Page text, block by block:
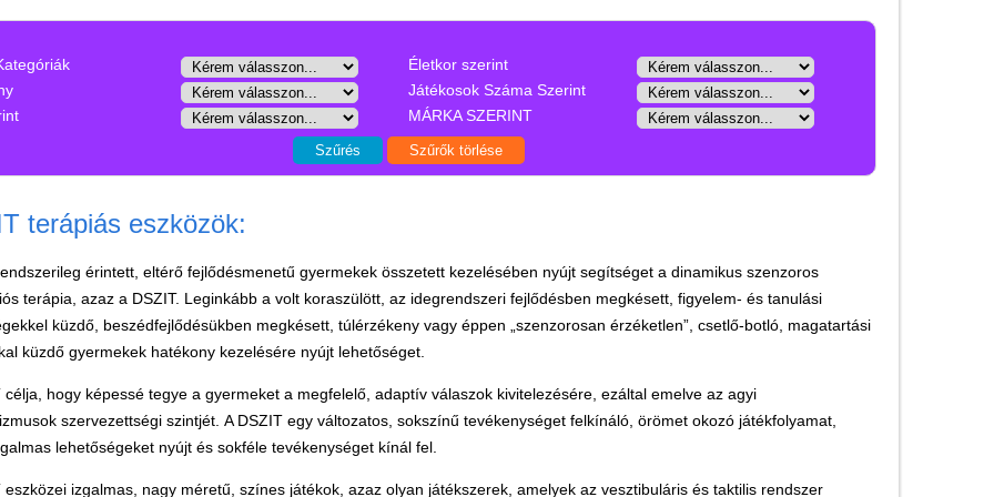
Életkor szerint
Játékosok Száma Szerint
MÁRKA SZERINT
terápiás eszközök:
érintett, eltérő fejlődésmenetű gyermekek összetett kezelésében nyújt segítséget a dinamikus szenzoros
terápia, azaz a DSZIT. Leginkább a volt koraszülött, az idegrendszeri fejlődésben megkésett, figyelem- és tanulási
küzdő, beszédfejlődésükben megkésett, túlérzékeny vagy éppen „szenzorosan érzéketlen”, csetlő-botló, magatartási
küzdő gyermekek hatékony kezelésére nyújt lehetőséget.
célja, hogy képessé tegye a gyermeket a megfelelő, adaptív válaszok kivitelezésére, ezáltal emelve az agyi
szervezettségi szintjét. A DSZIT egy változatos, sokszínű tevékenységet felkínáló, örömet okozó játékfolyamat,
lehetőségeket nyújt és sokféle tevékenységet kínál fel.
eszközei izgalmas, nagy méretű, színes játékok, azaz olyan játékszerek, amelyek az vesztibuláris és taktilis rendszer
Gyerekszoba
Intelligens gyurma
Könyv
Licenszes TOP
LOGICO